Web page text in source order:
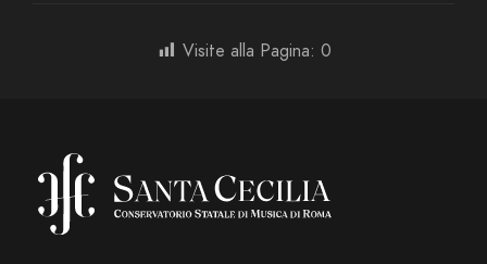
Visite alla Pagina: 0